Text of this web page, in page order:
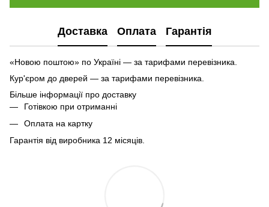
Доставка Оплата Гарантія
«Новою поштою» по Україні — за тарифами перевізника.
Кур'єром до дверей — за тарифами перевізника.
Більше інформації про доставку
Готівкою при отриманні
Оплата на картку
Гарантія від виробника 12 місяців.